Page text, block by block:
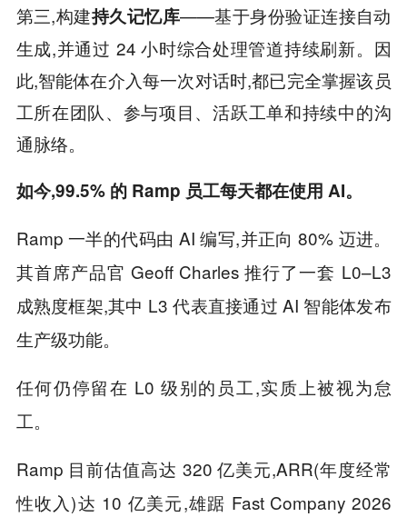
第三,构建持久记忆库——基于身份验证连接自动
生成,并通过 24 小时综合处理管道持续刷新。因
此,智能体在介入每一次对话时,都已完全掌握该员
工所在团队、参与项目、活跃工单和持续中的沟
通脉络。
如今,99.5% 的 Ramp 员工每天都在使用 AI。
Ramp 一半的代码由 AI 编写,并正向 80% 迈进。
其首席产品官 Geoff Charles 推行了一套 L0–L3
成熟度框架,其中 L3 代表直接通过 AI 智能体发布
生产级功能。
任何仍停留在 L0 级别的员工,实质上被视为怠
工。
Ramp 目前估值高达 320 亿美元,ARR(年度经常
性收入)达 10 亿美元,雄踞 Fast Company 2026